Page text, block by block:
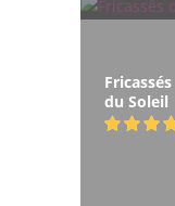
Fricassés
du Soleil